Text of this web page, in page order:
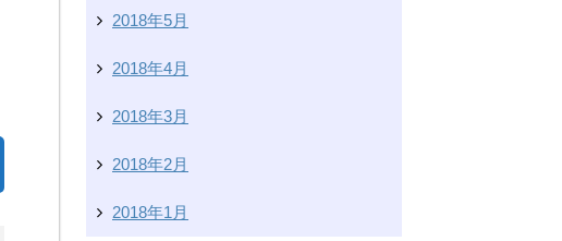
2018年5月
2018年4月
2018年3月
2018年2月
2018年1月